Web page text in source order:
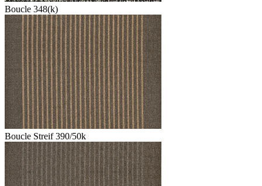
Boucle 348(k)
Boucle Streif 390/50k